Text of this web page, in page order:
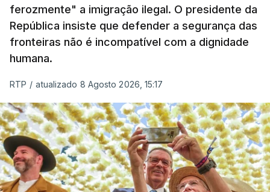
ferozmente" a imigração ilegal. O presidente da
República insiste que defender a segurança das
fronteiras não é incompatível com a dignidade
humana.
RTP / atualizado 8 Agosto 2026, 15:17